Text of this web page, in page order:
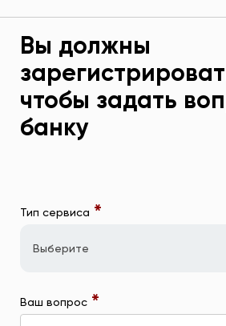
Вы должны
чтобы задать
банку
Тип сервиса *
Выберите
Ваш вопрос *